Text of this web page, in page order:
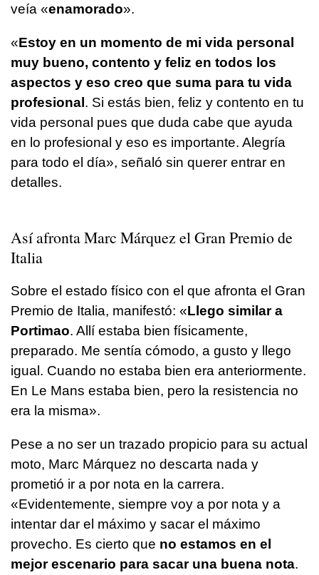
veía «enamorado».
«Estoy en un momento de mi vida personal
muy bueno, contento y feliz en todos los
aspectos y eso creo que suma para tu vida
profesional. Si estás bien, feliz y contento en tu
vida personal pues que duda cabe que ayuda
en lo profesional y eso es importante. Alegría
para todo el día», señaló sin querer entrar en
detalles.
Así afronta Marc Márquez el Gran Premio de
Italia
Sobre el estado físico con el que afronta el Gran
Premio de Italia, manifestó: «Llego similar a
Portimao. Allí estaba bien físicamente,
preparado. Me sentía cómodo, a gusto y llego
igual. Cuando no estaba bien era anteriormente.
En Le Mans estaba bien, pero la resistencia no
era la misma».
Pese a no ser un trazado propicio para su actual
moto, Marc Márquez no descarta nada y
prometió ir a por nota en la carrera.
«Evidentemente, siempre voy a por nota y a
intentar dar el máximo y sacar el máximo
provecho. Es cierto que no estamos en el
mejor escenario para sacar una buena nota.